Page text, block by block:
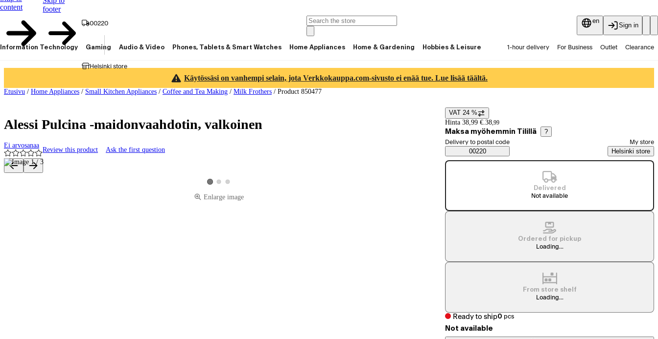
content
footer
00220
Helsinki store
en
Sign in
Information Technology Gaming Audio & Video Phones, Tablets & Smart Watches Home Appliances Home & Gardening Hobbies & Leisure 1-hour delivery For Business Outlet Clearance
Käytössäsi on vanhempi selain, jota Verkkokauppa.com-sivusto ei enää tue. Lue lisää täältä.
Etusivu / Home Appliances / Small Kitchen Appliances / Coffee and Tea Making / Milk Frothers / Product 850477
Alessi Pulcina -maidonvaahdotin, valkoinen
Ei arvosanaa
Review this product Ask the first question
Product images and videos
View product image 1
View product image 2
View product image 3
Enlarge image
Price details
VAT 24 %
Hinta 38,99 €.38,99
Maksa myöhemmin Tilillä ?
Saatavuustiedot
Select order method
Delivery to postal code
00220
My store
Helsinki store
Delivered
Not available
Ordered for pickup
Loading...
From store shelf
Loading...
Ready to ship0 pcs
Not available